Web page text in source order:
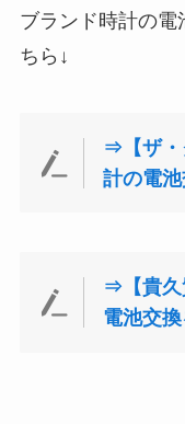
ブランド時計の電
ちら↓
⇒【ザ・
計の電
⇒【貴久
電池交